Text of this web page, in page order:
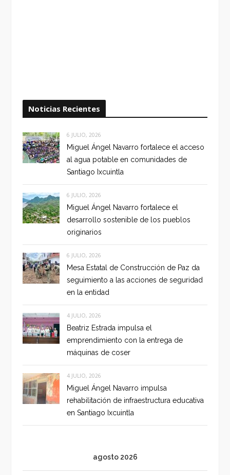
Noticias Recientes
6 JULIO, 2026
Miguel Ángel Navarro fortalece el acceso
al agua potable en comunidades de
Santiago Ixcuintla
6 JULIO, 2026
Miguel Ángel Navarro fortalece el
desarrollo sostenible de los pueblos
originarios
6 JULIO, 2026
Mesa Estatal de Construcción de Paz da
seguimiento a las acciones de seguridad
en la entidad
4 JULIO, 2026
Beatriz Estrada impulsa el
emprendimiento con la entrega de
máquinas de coser
4 JULIO, 2026
Miguel Ángel Navarro impulsa
rehabilitación de infraestructura educativa
en Santiago Ixcuintla
agosto 2026